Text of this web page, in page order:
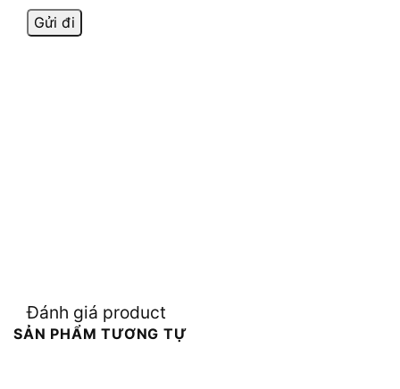
Đánh giá product
SẢN PHẨM TƯƠNG TỰ